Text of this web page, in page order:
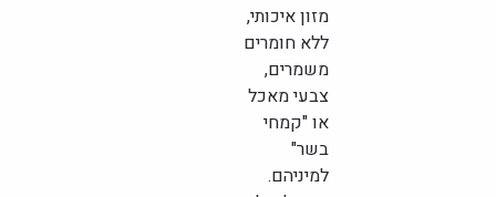
מזון איכותי,
ללא חומרים
משמרים,
צבעי מאכל
או "קמחי
בשר"
למיניהם.